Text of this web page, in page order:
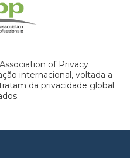
of Privacy
internacional, voltada a
da privacidade global